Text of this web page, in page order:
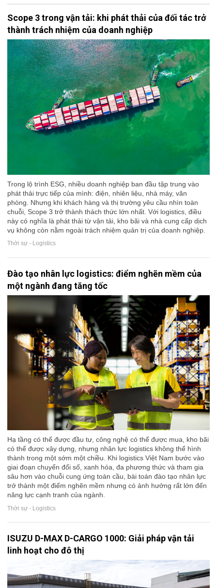
Scope 3 trong vận tải: khi phát thải của đối tác trở
thành trách nhiệm của doanh nghiệp
Trong lộ trình ESG, nhiều doanh nghiệp ban đầu tập trung vào
phát thải trực tiếp của mình: điện, nhiên liệu, nhà máy, văn
phòng. Nhưng khi khách hàng và thị trường yêu cầu nhìn toàn
chuỗi, Scope 3 trở thành thách thức lớn nhất. Với logistics, điều
này có nghĩa là phát thải từ vận tải, kho bãi và nhà cung cấp dịch
vụ không còn nằm ngoài trách nhiệm quản trị của doanh nghiệp.
Thời sự - Logistics
Đào tạo nhân lực logistics: điểm nghẽn mềm của
một ngành đang tăng tốc
Hạ tầng có thể được đầu tư, công nghệ có thể được mua, kho bãi
có thể được xây dựng, nhưng nhân lực logistics không thể hình
thành trong một sớm một chiều. Khi logistics Việt Nam bước vào
giai đoạn chuyển đổi số, xanh hóa, đa phương thức và tham gia
sâu hơn vào chuỗi cung ứng toàn cầu, bài toán đào tạo nhân lực
trở thành một điểm nghẽn mềm nhưng có ảnh hưởng rất lớn đến
năng lực cạnh tranh của ngành.
Thời sự - Logistics
ISUZU D-MAX D-CARGO 1000: Giải pháp vận tải
linh hoạt cho đô thị